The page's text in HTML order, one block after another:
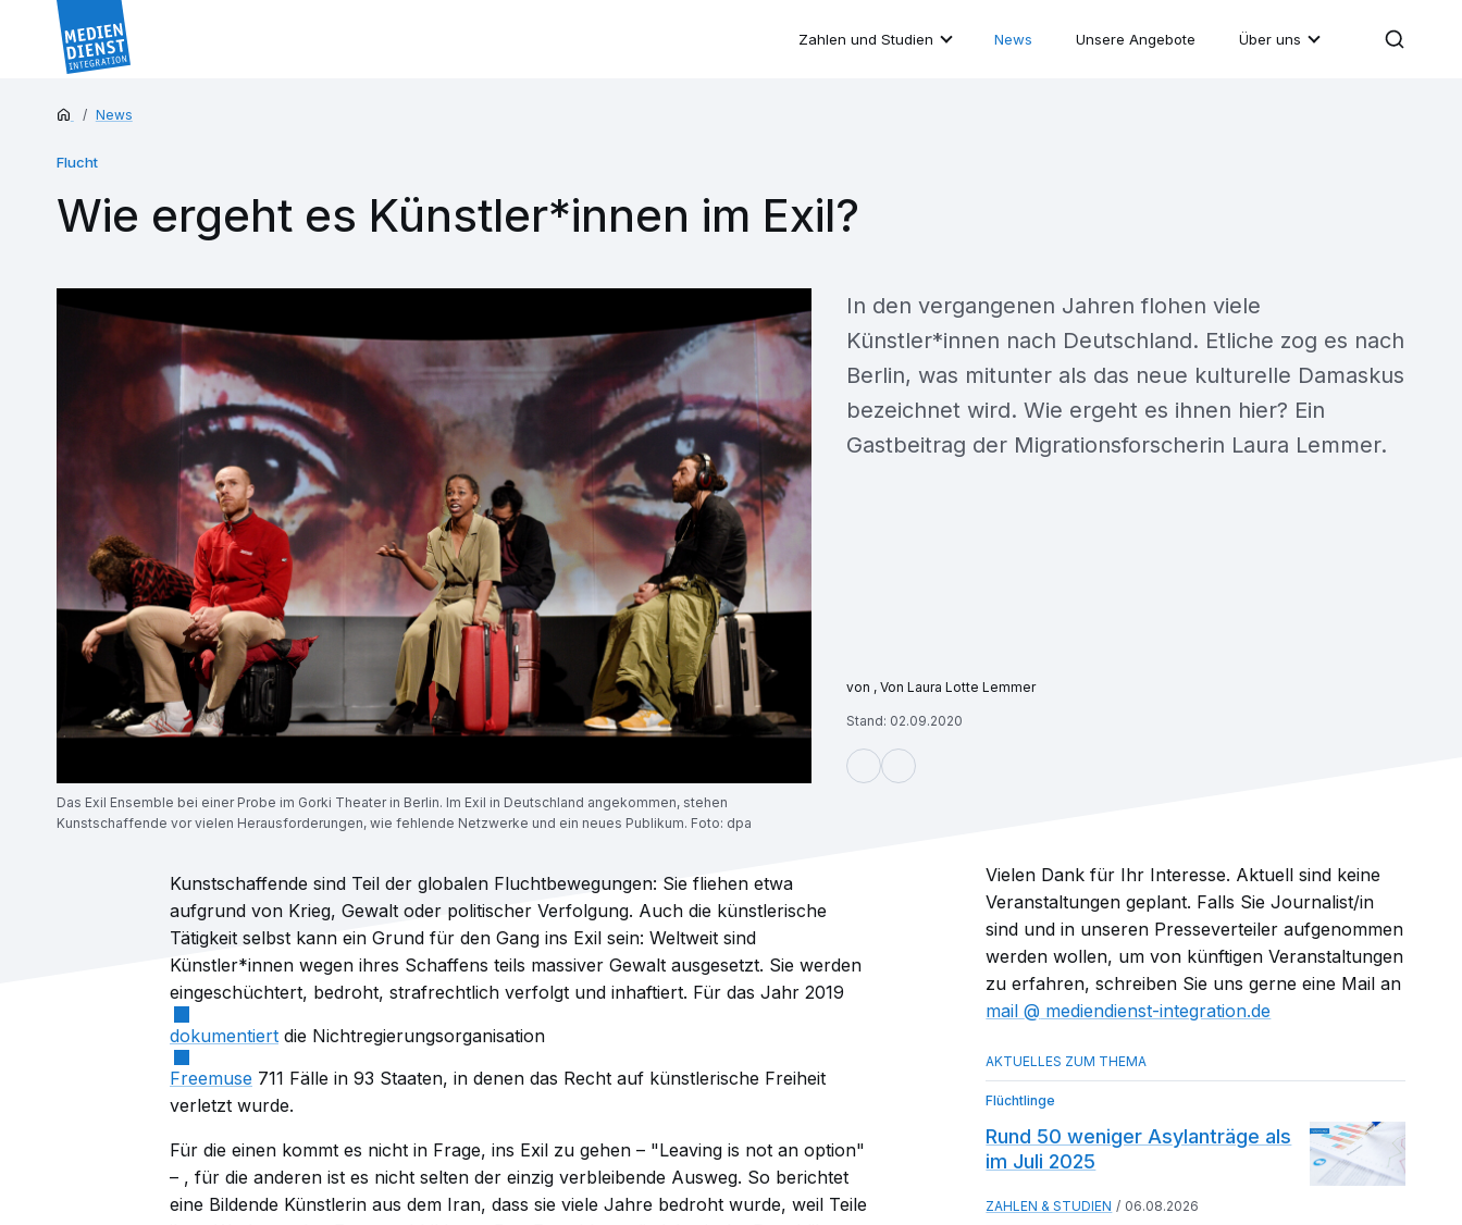
Zahlen und Studien News Unsere Angebote Über uns
News
Flucht
Wie ergeht es Künstler*innen im Exil?
, Von Laura Lotte Lemmer
Stand: 02.09.2020
In den vergangenen Jahren flohen viele
Künstler*innen nach Deutschland. Etliche zog es nach
Berlin, was mitunter als das neue kulturelle Damaskus
bezeichnet wird. Wie ergeht es ihnen hier? Ein
Gastbeitrag der Migrationsforscherin Laura Lemmer.
Das Exil Ensemble bei einer Probe im Gorki Theater in Berlin. Im Exil in Deutschland angekommen, stehen
Kunstschaffende vor vielen Herausforderungen, wie fehlende Netzwerke und ein neues Publikum. Foto: dpa
Kunstschaffende sind Teil der globalen Fluchtbewegungen: Sie fliehen etwa
aufgrund von Krieg, Gewalt oder politischer Verfolgung. Auch die künstlerische
Tätigkeit selbst kann ein Grund für den Gang ins Exil sein: Weltweit sind
Künstler*innen wegen ihres Schaffens teils massiver Gewalt ausgesetzt. Sie werden
eingeschüchtert, bedroht, strafrechtlich verfolgt und inhaftiert. Für das Jahr 2019
dokumentiert die Nichtregierungsorganisation
Freemuse 711 Fälle in 93 Staaten, in denen das Recht auf künstlerische Freiheit
verletzt wurde.
Für die einen kommt es nicht in Frage, ins Exil zu gehen – "Leaving is not an option"
– , für die anderen ist es nicht selten der einzig verbleibende Ausweg. So berichtet
eine Bildende Künstlerin aus dem Iran, dass sie viele Jahre bedroht wurde, weil Teile
Vielen Dank für Ihr Interesse. Aktuell sind keine
Veranstaltungen geplant. Falls Sie Journalist/in
sind und in unseren Presseverteiler aufgenommen
werden wollen, um von künftigen Veranstaltungen
zu erfahren, schreiben Sie uns gerne eine Mail an
mail​
mediendienst-integration.de
Flüchtlinge
Rund 50 weniger Asylanträge als
im Juli 2025
ZAHLEN & STUDIEN 06.08.2026